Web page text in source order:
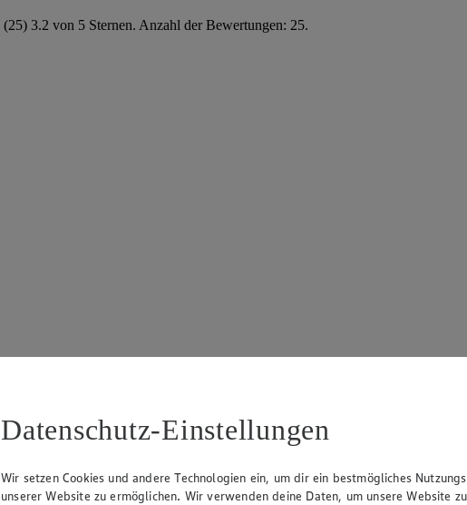
(25) 3.2 von 5 Sternen. Anzahl der Bewertungen: 25.
Datenschutz-Einstellungen
Wir setzen Cookies und andere Technologien ein, um dir ein bestmögliches
unserer Website zu ermöglichen. Wir verwenden deine Daten, um unsere Website zu